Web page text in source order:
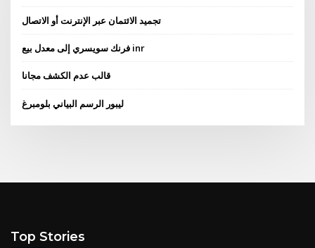
تجميد الائتمان عبر الإنترنت أو الاتصال
فرنك سويسري إلى معدل بيع inr
قالب عدم الكشف مجانا
ليبور الرسم البياني بلومبرغ
Top Stories